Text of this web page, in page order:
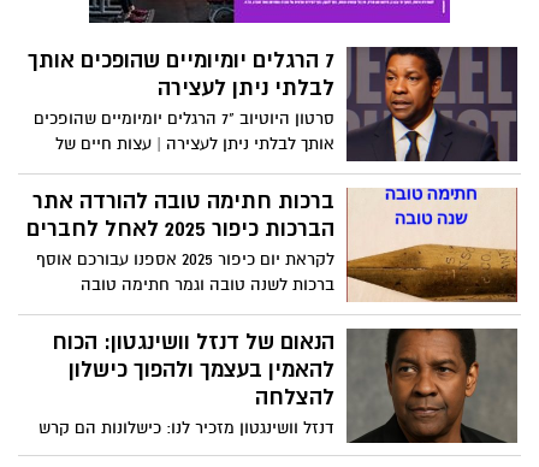
7 הרגלים יומיומיים שהופכים אותך
לבלתי ניתן לעצירה
סרטון היוטיוב "7 הרגלים יומיומיים שהופכים
אותך לבלתי ניתן לעצירה | עצות חיים של
דנזל וושינגטון - Inspire Force" מתאר שבעה
פרקטיקות יומיומיות להשגת גדולה, כולל
התחלה בהכרת תודה או מטרה, שליטה
ביטול תירוצים, אימוץ כאב כשותף לצמיחה,
ביטוי חיים לקיום וסיום היום בהתבוננות
וחזרה לבניית עקביות.
ברכות חתימה טובה להורדה אתר
הברכות כיפור 2025 לאחל לחברים
לקראת יום כיפור 2025 אספנו עבורכם אוסף
ברכות לשנה טובה וגמר חתימה טובה
להורדה. גלויות שנה טובה חתימה טובה יום
הכיפורים 2025!
הנאום של דנזל וושינגטון: הכוח
להאמין בעצמך ולהפוך כישלון
להצלחה
דנזל וושינגטון מזכיר לנו: כישלונות הם קרש
קפיצה, התמדה היא המפתח, ורק חלומות